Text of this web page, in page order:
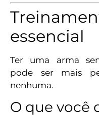
essencial
Ter uma arma
pode ser mais
nenhuma.
O que você